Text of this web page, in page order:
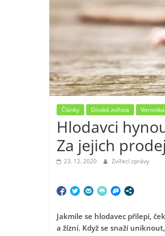
Články Divoká zvířata
Hlodavci
Za jejich
23. 12. 2020 Zvířecí zprávy
Jakmile se hlodavec přilepí,
a žízní. Když se snaží